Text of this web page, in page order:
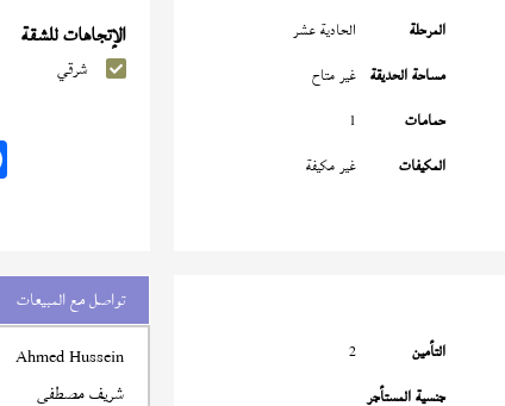
المرحلة
الحادية عشر
مساحة الحديقة غير متاح
حمامات
1
المكيفات
غير مكيفة
الإتجاهات للشقة
شرقي
التأمين
2
جنسية المستأجر
تواصل مع المبيعات
Ahmed Hussein
شريف مصطفى